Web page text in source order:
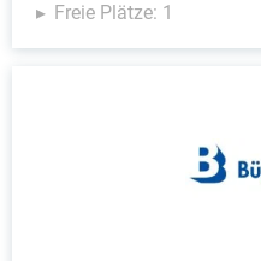
Freie Plätze: 1